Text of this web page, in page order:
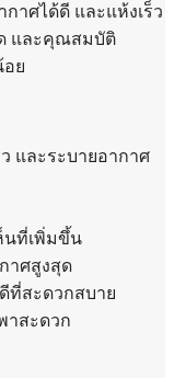
าศได้ดี และแห้งเร็ว
และคุณสมบัติ
อย
และระบายอากาศ
นที่เพิ่มขึ้น
าศสูงสุด
ที่สะดวกสบาย
าสะดวก